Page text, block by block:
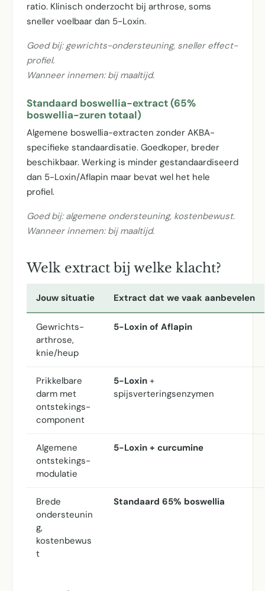
ratio. Klinisch onderzocht bij arthrose, soms
sneller voelbaar dan 5-Loxin.
Goed bij: gewrichts-ondersteuning, sneller effect-
profiel.
Wanneer innemen: bij maaltijd.
Standaard boswellia-extract (65%
boswellia-zuren totaal)
Algemene boswellia-extracten zonder AKBA-
specifieke standaardisatie. Goedkoper, breder
beschikbaar. Werking is minder gestandaardiseerd
dan 5-Loxin/Aflapin maar bevat wel het hele
profiel.
Goed bij: algemene ondersteuning, kostenbewust.
Wanneer innemen: bij maaltijd.
Welk extract bij welke klacht?
Jouw situatie Extract dat we vaak aanbevelen
Gewrichts-
arthrose,
knie/heup
5-Loxin of Aflapin
Prikkelbare
darm met
ontstekings-
component
5-Loxin +
spijsverteringsenzymen
Algemene
ontstekings-
modulatie
5-Loxin + curcumine
Brede
ondersteunin
g,
kostenbewus
t
Standaard 65% boswellia